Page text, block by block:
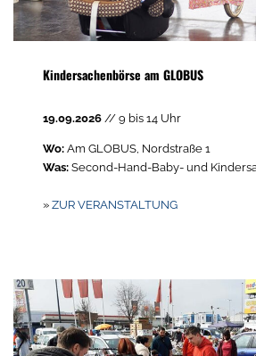
Kindersachenbörse am GLOBUS
19.09.2026 // 9 bis 14 Uhr
Wo: Am GLOBUS, Nordstraße 1
Was:Second-Hand-Baby- und
»ZUR VERANSTALTUNG